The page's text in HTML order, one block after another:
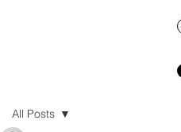
All Posts